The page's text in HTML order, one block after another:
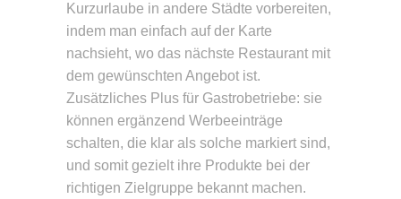
Kurzurlaube in andere Städte vorbereiten,
indem man einfach auf der Karte
nachsieht, wo das nächste Restaurant mit
dem gewünschten Angebot ist.
Zusätzliches Plus für Gastrobetriebe: sie
können ergänzend Werbeeinträge
schalten, die klar als solche markiert sind,
und somit gezielt ihre Produkte bei der
richtigen Zielgruppe bekannt machen.